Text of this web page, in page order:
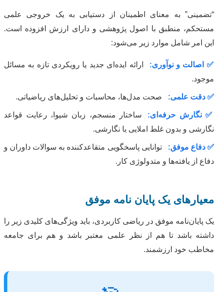
“تضمینی” به معنای اطمینان از دستیابی به یک خروجی علمی
مستحکم، منطبق با اصول پژوهشی و دارای ارزش افزوده است.
این امر شامل موارد زیر می‌شود:
✅ اصالت و نوآوری:
ارائه ایده‌ای جدید یا رویکردی تازه به مسائل
موجود.
✅ دقت علمی: صحت مدل‌ها، محاسبات و تحلیل‌های ریاضیاتی.
✅ نگارش حرفه‌ای:
ساختار منسجم، زبان شیوا، رعایت قواعد
نگارشی و بدون غلط املایی یا نگارشی.
✅ دفاع موفق:
توانایی پاسخگویی متقاعدکننده به سوالات داوران و
دفاع از یافته‌ها و متدولوژی کار.
معیارهای یک پایان نامه موفق
یک پایان‌نامه موفق در ریاضی کاربردی، باید ویژگی‌های کلیدی زیر را
داشته باشد تا هم از نظر علمی معتبر باشد و هم برای جامعه
مخاطب خود ارزشمند.